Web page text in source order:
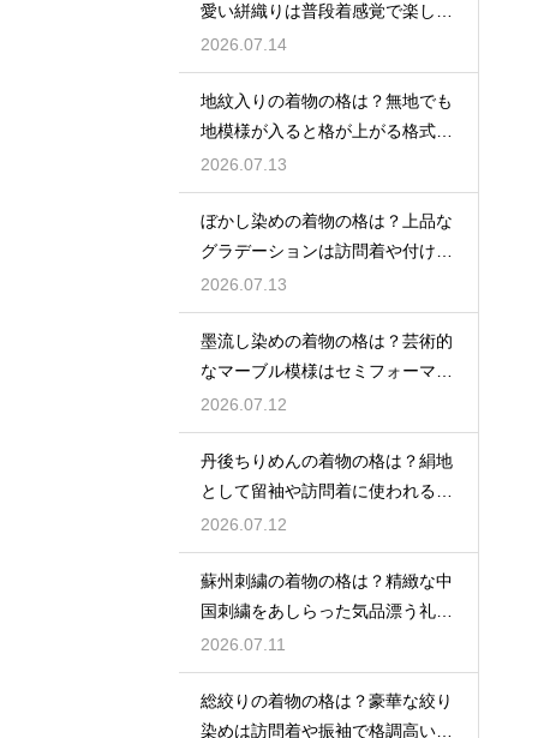
愛い絣織りは普段着感覚で楽しめ
る
2026.07.14
地紋入りの着物の格は？無地でも
地模様が入ると格が上がる格式を
解説
2026.07.13
ぼかし染めの着物の格は？上品な
グラデーションは訪問着や付け下
げで格調アップ
2026.07.13
墨流し染めの着物の格は？芸術的
なマーブル模様はセミフォーマル
な装いにも映える
2026.07.12
丹後ちりめんの着物の格は？絹地
として留袖や訪問着に使われる高
級素材
2026.07.12
蘇州刺繍の着物の格は？精緻な中
国刺繍をあしらった気品漂う礼装
着
2026.07.11
総絞りの着物の格は？豪華な絞り
染めは訪問着や振袖で格調高い印